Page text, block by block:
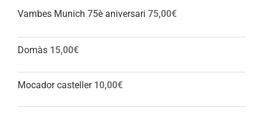
Vambes Munich 75è aniversari 75,00€
Domàs 15,00€
Mocador casteller 10,00€